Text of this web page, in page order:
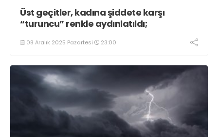
Üst geçitler, kadına şiddete karşı
“turuncu” renkle aydınlatıldı;
08 Aralık 2025 Pazartesi 23:00